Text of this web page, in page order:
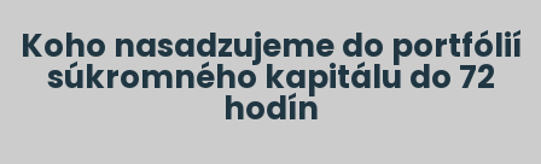
Koho nasadzujeme do portfólií
súkromného kapitálu do 72
hodín